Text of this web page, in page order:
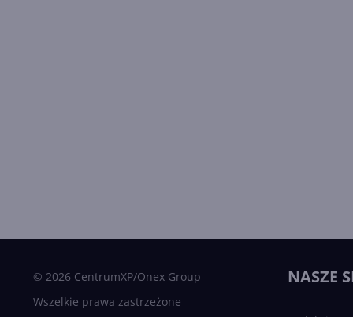
© 2026 CentrumXP/Onex Group
Wszelkie prawa zastrzeżone
NASZE